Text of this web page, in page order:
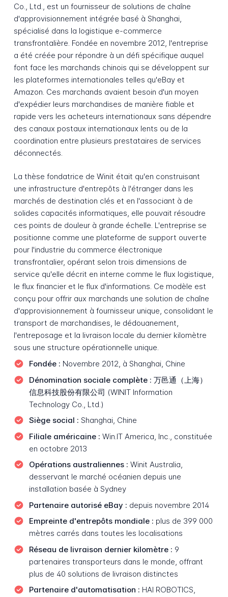
Co., Ltd., est un fournisseur de solutions de chaîne
d'approvisionnement intégrée basé à Shanghai,
spécialisé dans la logistique e-commerce
transfrontalière. Fondée en novembre 2012, l'entreprise
a été créée pour répondre à un défi spécifique auquel
font face les marchands chinois qui se développent sur
les plateformes internationales telles qu'eBay et
Amazon. Ces marchands avaient besoin d'un moyen
d'expédier leurs marchandises de manière fiable et
rapide vers les acheteurs internationaux sans dépendre
des canaux postaux internationaux lents ou de la
coordination entre plusieurs prestataires de services
déconnectés.
La thèse fondatrice de Winit était qu'en construisant
une infrastructure d'entrepôts à l'étranger dans les
marchés de destination clés et en l'associant à de
solides capacités informatiques, elle pouvait résoudre
ces points de douleur à grande échelle. L'entreprise se
positionne comme une plateforme de support ouverte
pour l'industrie du commerce électronique
transfrontalier, opérant selon trois dimensions de
service qu'elle décrit en interne comme le flux logistique,
le flux financier et le flux d'informations. Ce modèle est
conçu pour offrir aux marchands une solution de chaîne
d'approvisionnement à fournisseur unique, consolidant le
transport de marchandises, le dédouanement,
l'entreposage et la livraison locale du dernier kilomètre
sous une structure opérationnelle unique.
Fondée : Novembre 2012, à Shanghai, Chine
Dénomination sociale complète : 万邑通（上海）
信息科技股份有限公司 (WINIT Information
Technology Co., Ltd.)
Siège social : Shanghai, Chine
Filiale américaine : Win.IT America, Inc., constituée
en octobre 2013
Opérations australiennes : Winit Australia,
desservant le marché océanien depuis une
installation basée à Sydney
Partenaire autorisé eBay : depuis novembre 2014
Empreinte d'entrepôts mondiale : plus de 399 000
mètres carrés dans toutes les localisations
Réseau de livraison dernier kilomètre : 9
partenaires transporteurs dans le monde, offrant
plus de 40 solutions de livraison distinctes
Partenaire d'automatisation : HAI ROBOTICS,